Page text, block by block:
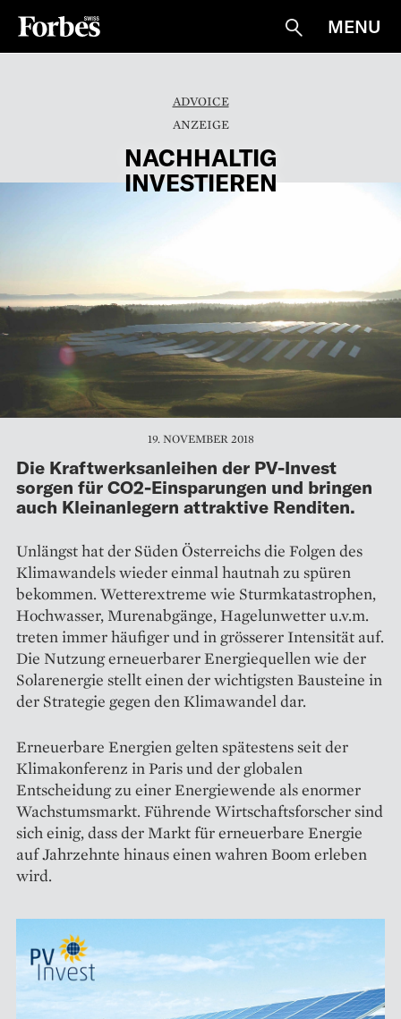
Suche
MENU
ADVOICE
NACHHALTIG
INVESTIEREN
19. NOVEMBER 2018
Die Kraftwerksanleihen der PV-Invest
sorgen für CO2-Einsparungen und bringen
auch Kleinanlegern attraktive Renditen.
Unlängst hat der Süden Österreichs die Folgen des
Klimawandels wieder einmal hautnah zu spüren
bekommen. Wetterextreme wie Sturmkatastrophen,
Hochwasser, Murenabgänge, Hagelunwetter u.v.m.
treten immer häufiger und in grösserer Intensität auf.
Die Nutzung erneuerbarer Energiequellen wie der
Solarenergie stellt einen der wichtigsten Bausteine in
der Strategie gegen den Klimawandel dar.
Erneuerbare Energien gelten spätestens seit der
Klimakonferenz in Paris und der globalen
Entscheidung zu einer Energiewende als enormer
Wachstumsmarkt. Führende Wirtschaftsforscher sind
sich einig, dass der Markt für erneuerbare Energie
auf Jahrzehnte hinaus einen wahren Boom erleben
wird.